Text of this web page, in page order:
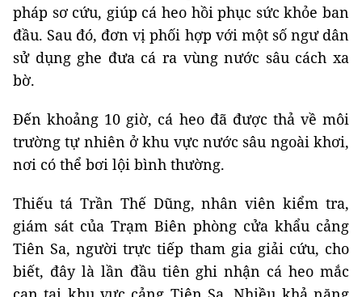
pháp sơ cứu, giúp cá heo hồi phục sức khỏe ban
đầu. Sau đó, đơn vị phối hợp với một số ngư dân
sử dụng ghe đưa cá ra vùng nước sâu cách xa
bờ.
Đến khoảng 10 giờ, cá heo đã được thả về môi
trường tự nhiên ở khu vực nước sâu ngoài khơi,
nơi có thể bơi lội bình thường.
Thiếu tá Trần Thế Dũng, nhân viên kiểm tra,
giám sát của Trạm Biên phòng cửa khẩu cảng
Tiên Sa, người trực tiếp tham gia giải cứu, cho
biết, đây là lần đầu tiên ghi nhận cá heo mắc